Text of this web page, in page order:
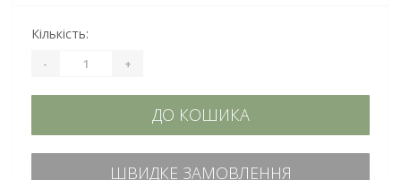
Кількість:
- +
ДО КОШИКА
ШВИДКЕ ЗАМОВЛЕННЯ